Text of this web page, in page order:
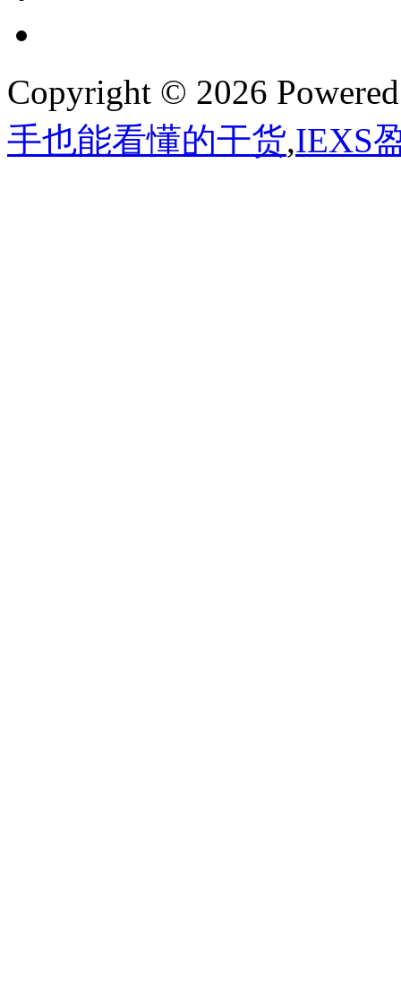
Copyright © 2026
手也能看懂的干货,IEXS